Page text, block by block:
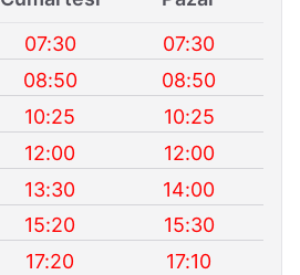
07:30
07:30
08:50
08:50
10:25
10:25
12:00
12:00
13:30
14:00
15:20
15:30
17:20
17:10